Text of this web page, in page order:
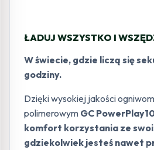
ŁADUJ WSZYSTKO I
W świecie, gdzie liczą się
godziny.
Dzięki wysokiej jakości
polimerowym GC
komfort korzystania ze
gdziekolwiek jesteś nawet